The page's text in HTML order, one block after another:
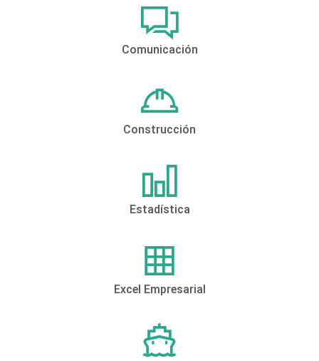
Comunicación
Construcción
Estadística
Excel Empresarial